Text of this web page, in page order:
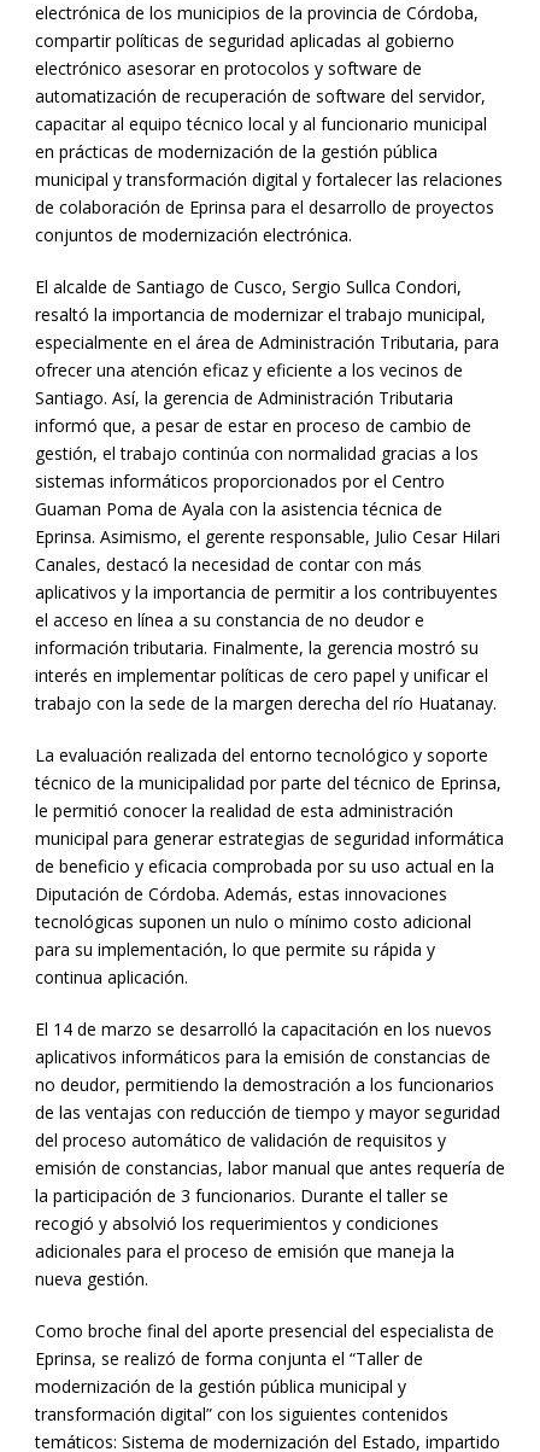
electrónica de los municipios de la provincia de Córdoba,
compartir políticas de seguridad aplicadas al gobierno
electrónico asesorar en protocolos y software de
automatización de recuperación de software del servidor,
capacitar al equipo técnico local y al funcionario municipal
en prácticas de modernización de la gestión pública
municipal y transformación digital y fortalecer las relaciones
de colaboración de Eprinsa para el desarrollo de proyectos
conjuntos de modernización electrónica.
El alcalde de Santiago de Cusco, Sergio Sullca Condori,
resaltó la importancia de modernizar el trabajo municipal,
especialmente en el área de Administración Tributaria, para
ofrecer una atención eficaz y eficiente a los vecinos de
Santiago. Así, la gerencia de Administración Tributaria
informó que, a pesar de estar en proceso de cambio de
gestión, el trabajo continúa con normalidad gracias a los
sistemas informáticos proporcionados por el Centro
Guaman Poma de Ayala con la asistencia técnica de
Eprinsa. Asimismo, el gerente responsable, Julio Cesar Hilari
Canales, destacó la necesidad de contar con más
aplicativos y la importancia de permitir a los contribuyentes
el acceso en línea a su constancia de no deudor e
información tributaria. Finalmente, la gerencia mostró su
interés en implementar políticas de cero papel y unificar el
trabajo con la sede de la margen derecha del río Huatanay.
La evaluación realizada del entorno tecnológico y soporte
técnico de la municipalidad por parte del técnico de Eprinsa,
le permitió conocer la realidad de esta administración
municipal para generar estrategias de seguridad informática
de beneficio y eficacia comprobada por su uso actual en la
Diputación de Córdoba. Además, estas innovaciones
tecnológicas suponen un nulo o mínimo costo adicional
para su implementación, lo que permite su rápida y
continua aplicación.
El 14 de marzo se desarrolló la capacitación en los nuevos
aplicativos informáticos para la emisión de constancias de
no deudor, permitiendo la demostración a los funcionarios
de las ventajas con reducción de tiempo y mayor seguridad
del proceso automático de validación de requisitos y
emisión de constancias, labor manual que antes requería de
la participación de 3 funcionarios. Durante el taller se
recogió y absolvió los requerimientos y condiciones
adicionales para el proceso de emisión que maneja la
nueva gestión.
Como broche final del aporte presencial del especialista de
Eprinsa, se realizó de forma conjunta el “Taller de
modernización de la gestión pública municipal y
transformación digital” con los siguientes contenidos
temáticos: Sistema de modernización del Estado, impartido